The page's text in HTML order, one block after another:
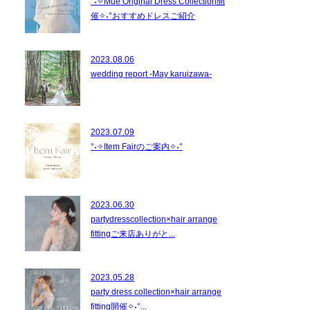
催✧˖°おすすめドレスご紹介
2023.08.06
wedding report -May karuizawa-
2023.07.09
°˖✧Item Fairのご案内✧˖°
2023.06.30
partydresscollection×hair arrange
fittingご来店ありがと...
2023.05.28
party dress collection×hair arrange
fitting開催✧˖°...